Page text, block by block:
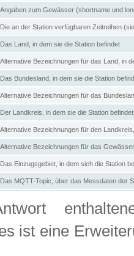
Angaben zum Gewässer (shortname und
Die an der Station verfügbaren Zeitreihen
Das Land, in dem sie die Station befindet
Alternative Bezeichnungen für das Land, in
Das Bundesland, in dem sie die Station
Alternative Bezeichnungen für das
Der Landkreis, in dem sie die Station befindet
Alternative Bezeichnungen für den
Alternative Bezeichnungen für das
Das Einzugsgebiet, in dem sich die Station
Das MQTT-Topic, über das Messdaten der
ist eine